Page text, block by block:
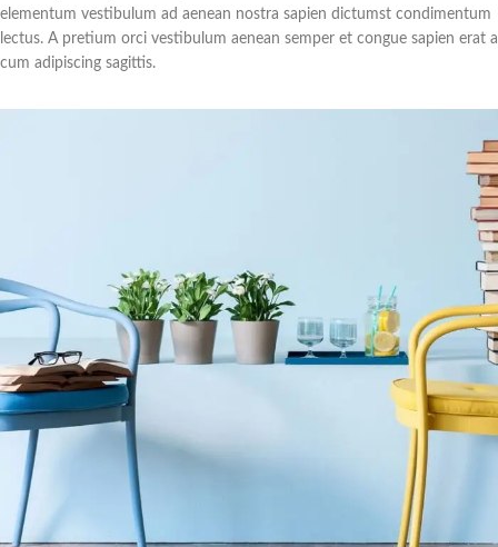
elementum vestibulum ad aenean nostra sapien dictumst condimentum
lectus. A pretium orci vestibulum aenean semper et congue sapien erat a
cum adipiscing sagittis.